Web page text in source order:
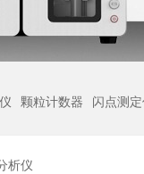
颗粒计数器 闪点测
析仪